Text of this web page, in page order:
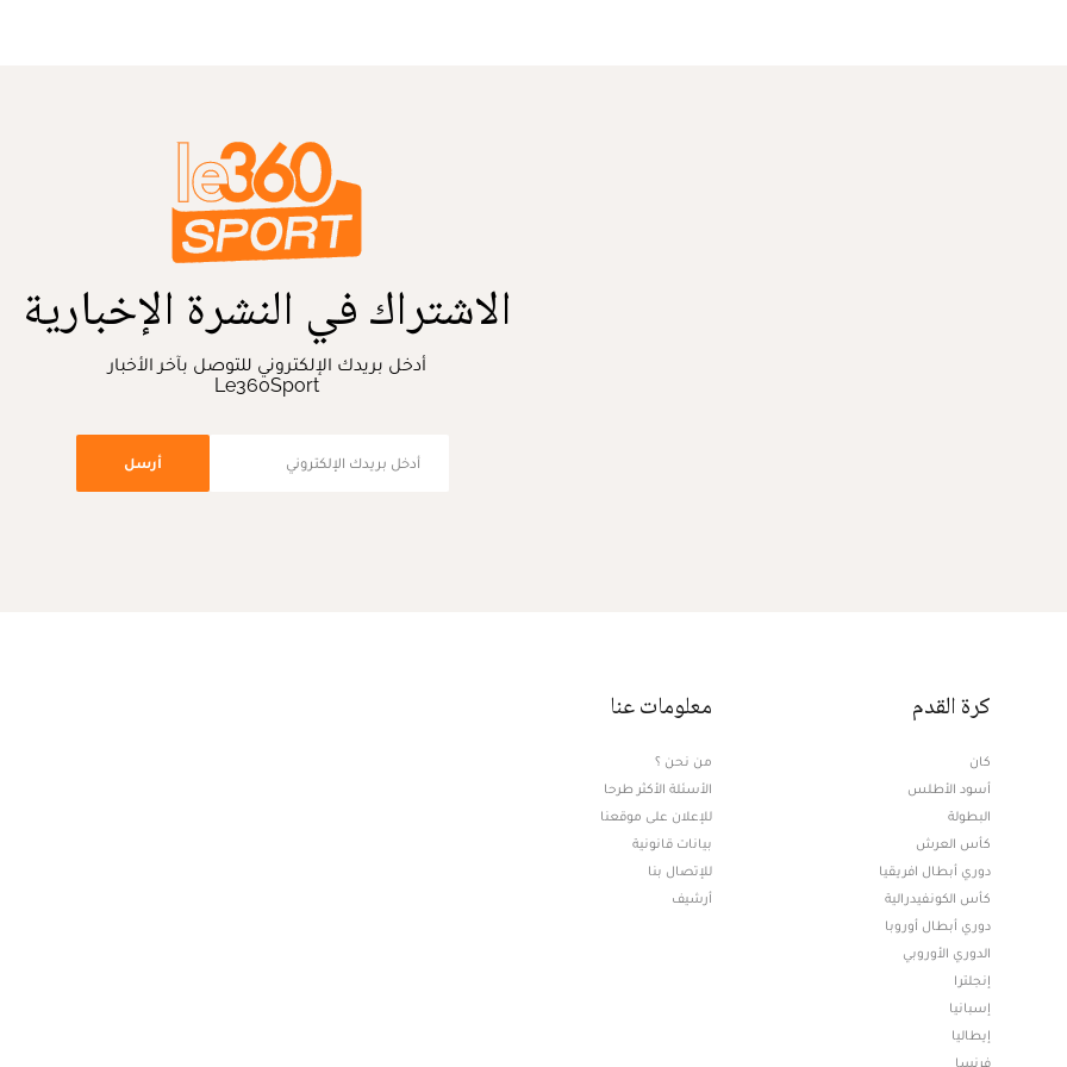
الاشتراك في النشرة الإخبارية
أدخل بريدك الإلكتروني للتوصل بآخر الأخبار
Le360Sport
أرسل
كرة القدم
كان
أسود الأطلس
البطولة
كأس العرش
دوري أبطال افريقيا
كأس الكونفيدرالية
دوري أبطال أوروبا
الدوري الأوروبي
إنجلترا
إسبانيا
إيطاليا
فرنسا
معلومات عنا
من نحن ؟
الأسئلة الأكثر طرحا
للإعلان على موقعنا
بيانات قانونية
للإتصال بنا
أرشيف